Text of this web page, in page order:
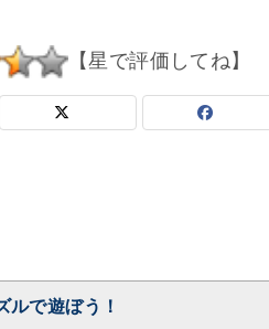
【星で評価してね】
ルで遊ぼう！